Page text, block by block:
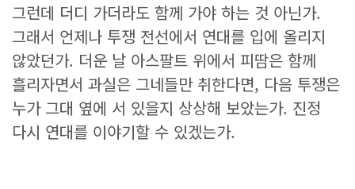
그런데 더디 가더라도 함께 가야 하는 것 아닌가.
그래서 언제나 투쟁 전선에서 연대를 입에 올리지
않았던가. 더운 날 아스팔트 위에서 피땀은 함께
흘리자면서 과실은 그네들만 취한다면, 다음 투쟁은
누가 그대 옆에 서 있을지 상상해 보았는가. 진정
다시 연대를 이야기할 수 있겠는가.